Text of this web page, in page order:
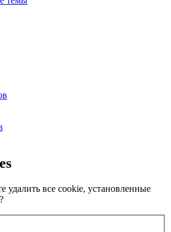
удалить все cookie, установленные